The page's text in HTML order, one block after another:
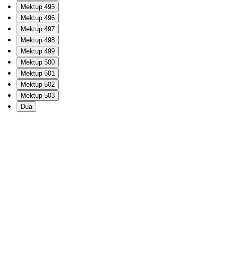
Mektup 495
Mektup 496
Mektup 497
Mektup 498
Mektup 499
Mektup 500
Mektup 501
Mektup 502
Mektup 503
Dua